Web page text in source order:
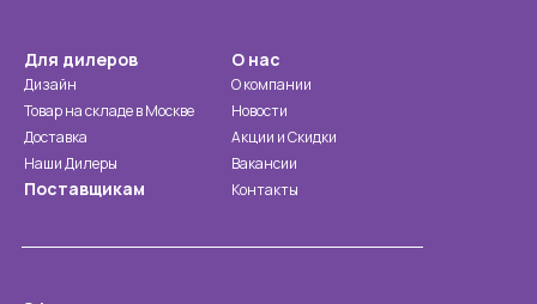
Для дилеров
Дизайн
Товар на складе в Москве
Доставка
Наши Дилеры
Поставщикам
О нас
О компании
Новости
Акции и Скидки
Вакансии
Контакты